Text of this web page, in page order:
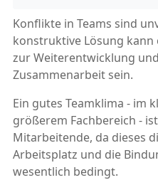
Konflikte in Teams sind
konstruktive Lösung
zur Weiterentwicklung
Zusammenarbeit sein.
Ein gutes Teamklima - im
größerem Fachbereich -
Mitarbeitende, da dieses
Arbeitsplatz und die
wesentlich bedingt.